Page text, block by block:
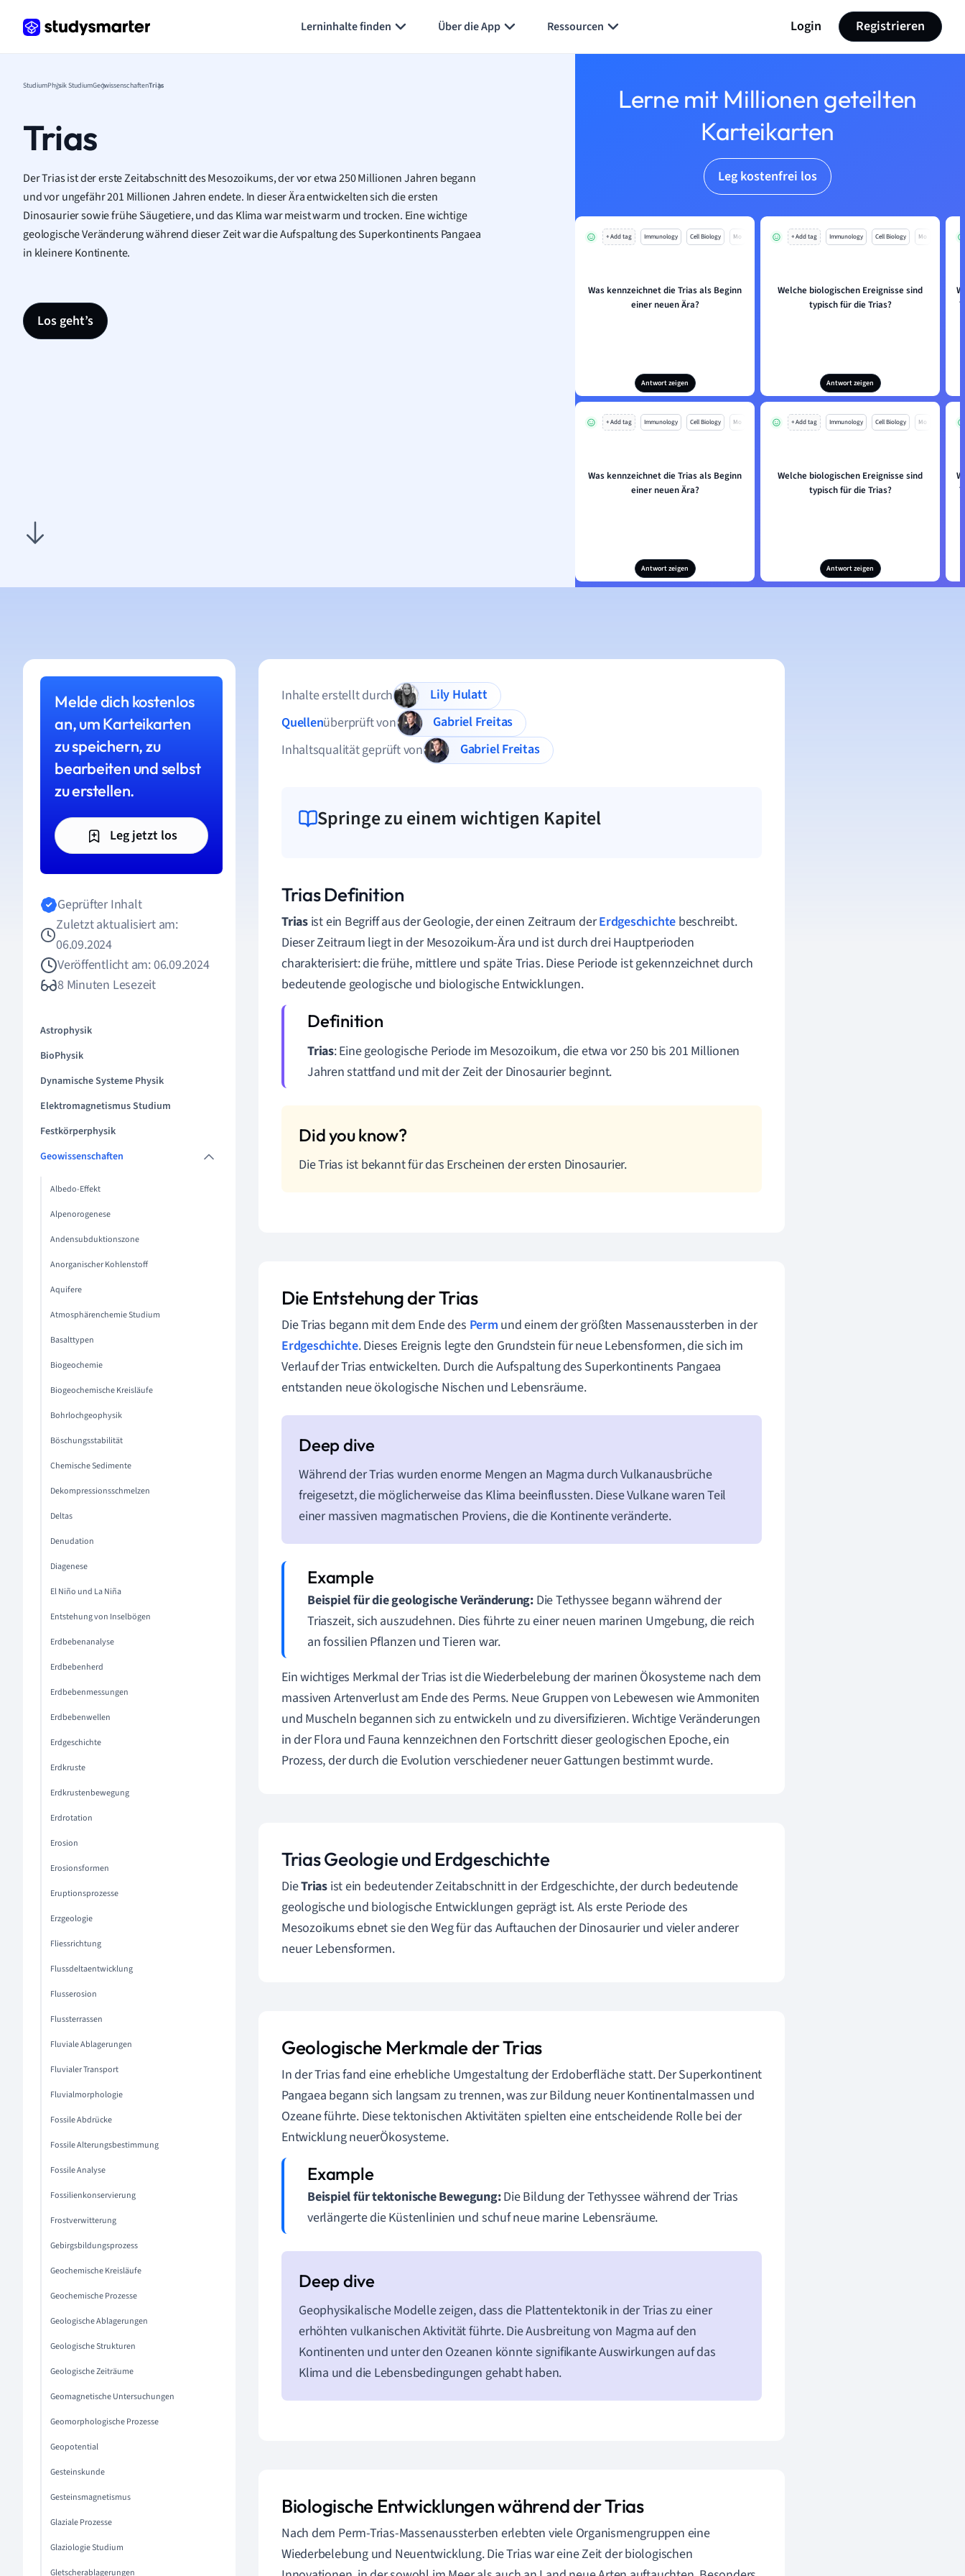
Lerninhalte finden Über die App Ressourcen Login Registrieren
StudiumPhysik StudiumGeowissenschaftenTrias
Trias
Der Trias ist der erste Zeitabschnitt des Mesozoikums, der vor etwa 250 Millionen Jahren begann
und vor ungefähr 201 Millionen Jahren endete. In dieser Ära entwickelten sich die ersten
Dinosaurier sowie frühe Säugetiere, und das Klima war meist warm und trocken. Eine wichtige
geologische Veränderung während dieser Zeit war die Aufspaltung des Superkontinents Pangaea
in kleinere Kontinente.
Los geht’s
Lerne mit Millionen geteilten
Karteikarten
Leg kostenfrei los
+ Add tag Immunology Cell Biology Mo
Was kennzeichnet die Trias als Beginn
einer neuen Ära?
Antwort zeigen
+ Add tag Immunology Cell Biology Mo
Welche biologischen Ereignisse sind
typisch für die Trias?
Antwort zeigen
+ Add tag Immunology Cell Biology Mo
Was kennzeichnet die Trias als Beginn
einer neuen Ära?
Antwort zeigen
+ Add tag Immunology Cell Biology Mo
Welche biologischen Ereignisse sind
typisch für die Trias?
Antwort zeigen
Melde dich kostenlos
an, um Karteikarten
zu speichern, zu
bearbeiten und selbst
zu erstellen.
Leg jetzt los
Geprüfter Inhalt
Zuletzt aktualisiert am:
06.09.2024
Veröffentlicht am: 06.09.2024
8 Minuten Lesezeit
Astrophysik
BioPhysik
Dynamische Systeme Physik
Elektromagnetismus Studium
Festkörperphysik
Geowissenschaften
Albedo-Effekt
Alpenorogenese
Andensubduktionszone
Anorganischer Kohlenstoff
Aquifere
Atmosphärenchemie Studium
Basalttypen
Biogeochemie
Biogeochemische Kreisläufe
Bohrlochgeophysik
Böschungsstabilität
Chemische Sedimente
Dekompressionsschmelzen
Deltas
Denudation
Diagenese
El Niño und La Niña
Entstehung von Inselbögen
Erdbebenanalyse
Erdbebenherd
Erdbebenmessungen
Erdbebenwellen
Erdgeschichte
Erdkruste
Erdkrustenbewegung
Erdrotation
Erosion
Erosionsformen
Eruptionsprozesse
Erzgeologie
Fliessrichtung
Flussdeltaentwicklung
Flusserosion
Flussterrassen
Fluviale Ablagerungen
Fluvialer Transport
Fluvialmorphologie
Fossile Abdrücke
Fossile Alterungsbestimmung
Fossile Analyse
Fossilienkonservierung
Frostverwitterung
Gebirgsbildungsprozess
Geochemische Kreisläufe
Geochemische Prozesse
Geologische Ablagerungen
Geologische Strukturen
Geologische Zeiträume
Geomagnetische Untersuchungen
Geomorphologische Prozesse
Geopotential
Gesteinskunde
Gesteinsmagnetismus
Glaziale Prozesse
Glaziologie Studium
Gletscherablagerungen
Inhalte erstellt durch
Lily Hulatt
Quellenüberprüft von
Gabriel Freitas
Inhaltsqualität geprüft von
Gabriel Freitas
Springe zu einem wichtigen Kapitel
Trias Definition
Triasist ein Begriff aus der Geologie, der einen Zeitraum derErdgeschichte beschreibt.
Dieser Zeitraum liegt in der Mesozoikum-Ära und ist durch drei Hauptperioden
charakterisiert: die frühe, mittlere und späte Trias. Diese Periode ist gekennzeichnet durch
bedeutende geologische und biologische Entwicklungen.
Trias: Eine geologische Periode im Mesozoikum, die etwa vor 250 bis 201 Millionen
Jahren stattfand und mit der Zeit der Dinosaurier beginnt.
Die Trias ist bekannt für das Erscheinen der ersten Dinosaurier.
Die Entstehung der Trias
Die Trias begann mit dem Ende des Perm und einem der größten Massenaussterben in der
Erdgeschichte. Dieses Ereignis legte den Grundstein für neue Lebensformen, die sich im
Verlauf der Trias entwickelten. Durch die Aufspaltung des Superkontinents Pangaea
entstanden neue ökologische Nischen und Lebensräume.
Während der Trias wurden enorme Mengen an Magma durch Vulkanausbrüche
freigesetzt, die möglicherweise das Klima beeinflussten. Diese Vulkane waren Teil
einer massiven magmatischen Proviens, die die Kontinente veränderte.
Beispiel für die geologische Veränderung:Die Tethyssee begann während der
Triaszeit, sich auszudehnen. Dies führte zu einer neuen marinen Umgebung, die reich
an fossilien Pflanzen und Tieren war.
Ein wichtiges Merkmal der Trias ist die Wiederbelebung der marinen Ökosysteme nach dem
massiven Artenverlust am Ende des Perms. Neue Gruppen von Lebewesen wie Ammoniten
und Muscheln begannen sich zu entwickeln und zu diversifizieren. Wichtige Veränderungen
in der Flora und Fauna kennzeichnen den Fortschritt dieser geologischen Epoche, ein
Prozess, der durch die Evolution verschiedener neuer Gattungen bestimmt wurde.
Trias Geologie und Erdgeschichte
DieTrias ist ein bedeutender Zeitabschnitt in der Erdgeschichte, der durch bedeutende
geologische und biologische Entwicklungen geprägt ist. Als erste Periode des
Mesozoikums ebnet sie den Weg für das Auftauchen der Dinosaurier und vieler anderer
neuer Lebensformen.
Geologische Merkmale der Trias
In der Trias fand eine erhebliche Umgestaltung der Erdoberfläche statt. Der Superkontinent
Pangaea begann sich langsam zu trennen, was zur Bildung neuer Kontinentalmassen und
Ozeane führte. Diese tektonischen Aktivitäten spielten eine entscheidende Rolle bei der
Entwicklung neuerÖkosysteme.
Beispiel für tektonische Bewegung:Die Bildung der Tethyssee während der Trias
verlängerte die Küstenlinien und schuf neue marine Lebensräume.
Geophysikalische Modelle zeigen, dass die Plattentektonik in der Trias zu einer
erhöhten vulkanischen Aktivität führte. Die Ausbreitung von Magma auf den
Kontinenten und unter den Ozeanen könnte signifikante Auswirkungen auf das
Klima und die Lebensbedingungen gehabt haben.
Biologische Entwicklungen während der Trias
Nach dem Perm-Trias-Massenaussterben erlebten viele Organismengruppen eine
Wiederbelebung und Neuentwicklung. Die Trias war eine Zeit der biologischen